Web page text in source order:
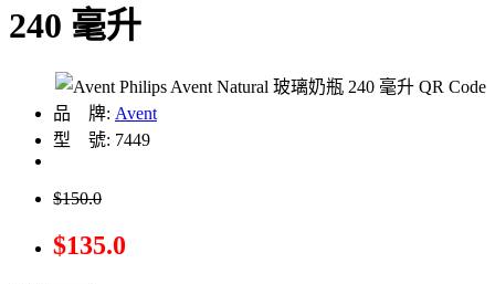
240 毫升
品 牌: Avent
型 號: 7449
$150.0
$135.0